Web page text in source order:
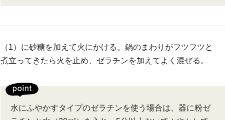
（1）に砂糖を加えて火にかける。鍋のまわりがフツフツと
煮立ってきたら火を止め、ゼラチンを加えてよく混ぜる。
水にふやかすタイプのゼラチンを使う場合は、器に粉ゼ